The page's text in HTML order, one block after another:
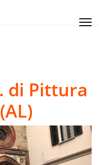
di Pittura